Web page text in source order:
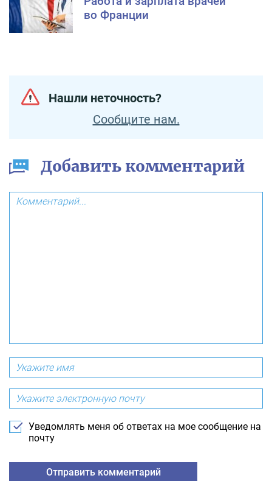
во Франции
Нашли неточность?
Сообщите нам.
Добавить комментарий
Уведомлять меня об ответах на мое сообщение на
почту